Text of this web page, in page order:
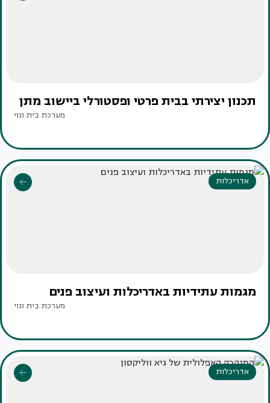
תכנון יצירתי בבית פרטי ופסטורלי ביישוב מתן
מערכת בית ונוי
אדריכלות
מגמות עתידיות באדריכלות ועיצוב פנים
מערכת בית ונוי
אדריכלות